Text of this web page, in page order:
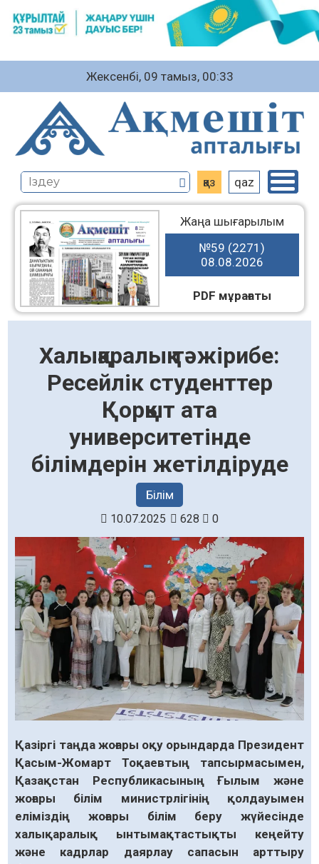
Жексенбі, 09 тамыз, 00:33
қаз qaz
Жаңа шығарылым
№59 (2271)
08.08.2026
PDF мұрағаты
Халықаралық тәжірибе:
Ресейлік студенттер
Қорқыт ата
университетінде
білімдерін жетілдіруде
Білім
10.07.2025 628 0
Қазіргі таңда жоғары оқу орындарда Президент
Қасым-Жомарт Тоқаевтың тапсырмасымен,
Қазақстан Республикасының Ғылым және
жоғары білім министрлігінің қолдауымен
еліміздің жоғары білім беру жүйесінде
халықаралық ынтымақтастықты кеңейту
және кадрлар даярлау сапасын арттыру